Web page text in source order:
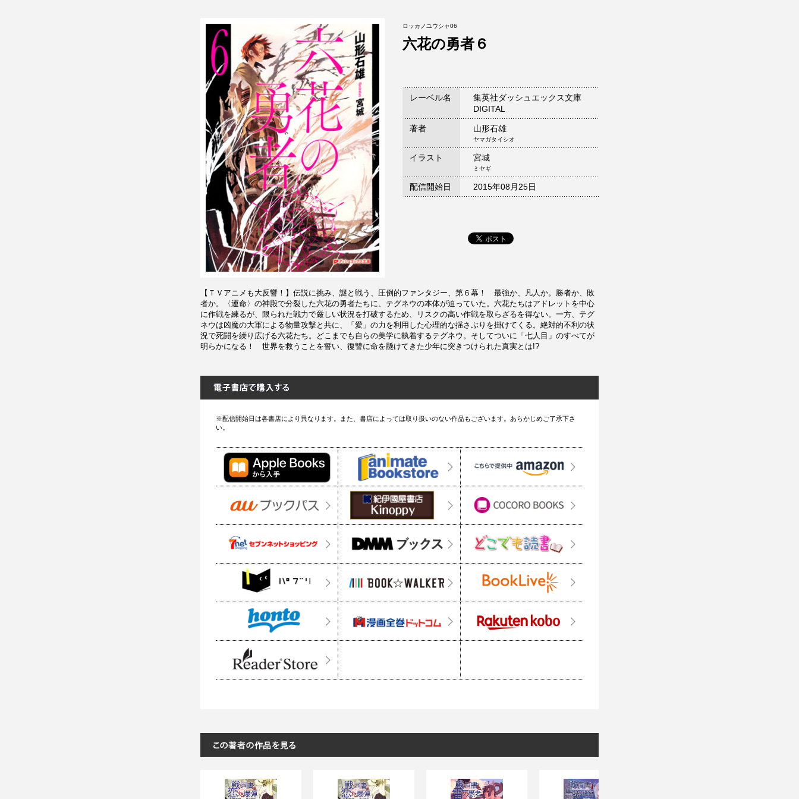
ロッカノユウシャ06
六花の勇者６
レーベル名
集英社ダッシュエックス文庫
DIGITAL
著者 山形石雄
ヤマガタイシオ
イラスト 宮城
ミヤギ
配信開始日 2015年08月25日
【ＴＶアニメも大反響！】伝説に挑み、謎と戦う、圧倒的ファンタジー、第６幕！ 最強か、凡人か。勝者か、敗
者か。〈運命〉の神殿で分裂した六花の勇者たちに、テグネウの本体が迫っていた。六花たちはアドレットを中心
に作戦を練るが、限られた戦力で厳しい状況を打破するため、リスクの高い作戦を取らざるを得ない。一方、テグ
ネウは凶魔の大軍による物量攻撃と共に、「愛」の力を利用した心理的な揺さぶりを掛けてくる。絶対的不利の状
況で死闘を繰り広げる六花たち。どこまでも自らの美学に執着するテグネウ。そしてついに「七人目」のすべてが
明らかになる！ 世界を救うことを誓い、復讐に命を懸けてきた少年に突きつけられた真実とは!?
※配信開始日は各書店により異なります。また、書店によっては取り扱いのない作品もございます。あらかじめご了承下さ
い。